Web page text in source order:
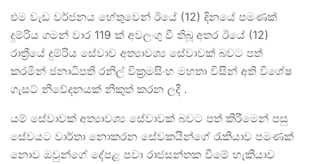
එම වැඩ වර්ජනය හේතුවෙන් ඊයේ (12) දිනයේ පමණක්
දුම්රිය ගමන් වාර 119 ක් අවලංගු වී තිබූ අතර ඊයේ (12)
රාත්‍රීයේ දුම්රිය සේවාව අත්‍යාවශ්‍ය සේවාවක් බවට පත්
කරමින් ජනාධිපති රනිල් වික්‍රමසිංහ මහතා විසින් අති විශේෂ
ගැසට් නිවේදනයක් නිකුත් කරන ලදී .
යම් සේවාවක් අත්‍යාවශ්‍ය සේවාවක් බවට පත් කිරීමෙන් පසු
සේවයට වාර්තා නොකරන සේවකයින්ගේ රැකියාව පමණක්
නොව ඔවුන්ගේ දේපළ පවා රාජසන්තක වීමේ හැකියාව